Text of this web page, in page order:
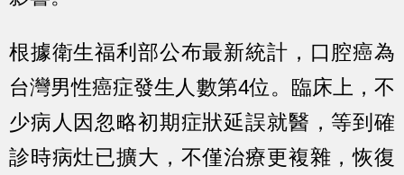
根據衛生福利部公布最新統計，口腔癌為
台灣男性癌症發生人數第4位。臨床上，不
少病人因忽略初期症狀延誤就醫，等到確
診時病灶已擴大，不僅治療更複雜，恢復